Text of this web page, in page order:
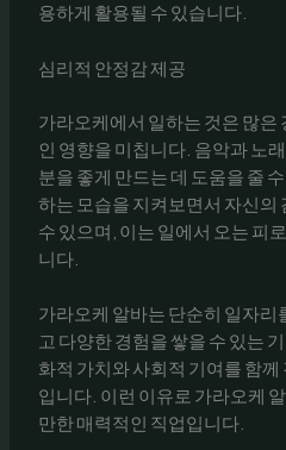
용하게 활용될 수 있습니다.
심리적 안정감 제공
가라오케에서 일하는 것은 많은
인 영향을 미칩니다. 음악과 노
분을 좋게 만드는 데 도움을 줄
하는 모습을 지켜보면서 자신의
수 있으며, 이는 일에서 오는 피
니다.
가라오케 알바는 단순히 일자리
고 다양한 경험을 쌓을 수 있는
화적 가치와 사회적 기여를 함
입니다. 이런 이유로 가라오케
만한 매력적인 직업입니다.